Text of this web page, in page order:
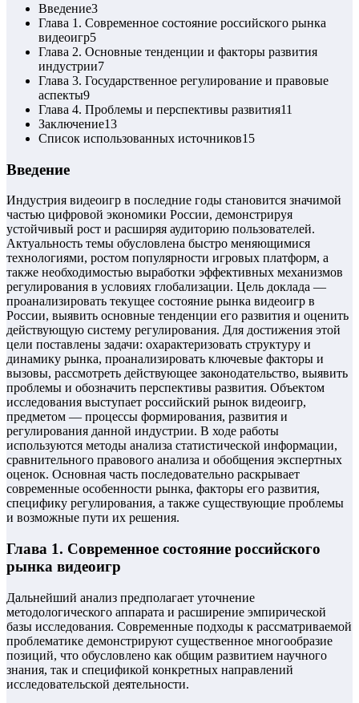
Введение3
Глава 1. Современное состояние российского рынка
видеоигр5
Глава 2. Основные тенденции и факторы развития
индустрии7
Глава 3. Государственное регулирование и правовые
аспекты9
Глава 4. Проблемы и перспективы развития11
Заключение13
Список использованных источников15
Введение
Индустрия видеоигр в последние годы становится значимой
частью цифровой экономики России, демонстрируя
устойчивый рост и расширяя аудиторию пользователей.
Актуальность темы обусловлена быстро меняющимися
технологиями, ростом популярности игровых платформ, а
также необходимостью выработки эффективных механизмов
регулирования в условиях глобализации. Цель доклада —
проанализировать текущее состояние рынка видеоигр в
России, выявить основные тенденции его развития и оценить
действующую систему регулирования. Для достижения этой
цели поставлены задачи: охарактеризовать структуру и
динамику рынка, проанализировать ключевые факторы и
вызовы, рассмотреть действующее законодательство, выявить
проблемы и обозначить перспективы развития. Объектом
исследования выступает российский рынок видеоигр,
предметом — процессы формирования, развития и
регулирования данной индустрии. В ходе работы
используются методы анализа статистической информации,
сравнительного правового анализа и обобщения экспертных
оценок. Основная часть последовательно раскрывает
современные особенности рынка, факторы его развития,
специфику регулирования, а также существующие проблемы
и возможные пути их решения.
Глава 1. Современное состояние российского
рынка видеоигр
Дальнейший анализ предполагает уточнение
методологического аппарата и расширение эмпирической
базы исследования. Современные подходы к рассматриваемой
проблематике демонстрируют существенное многообразие
позиций, что обусловлено как общим развитием научного
знания, так и спецификой конкретных направлений
исследовательской деятельности.